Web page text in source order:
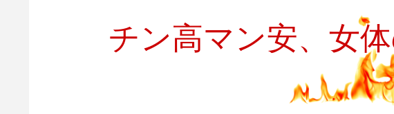
チン高マン安、女